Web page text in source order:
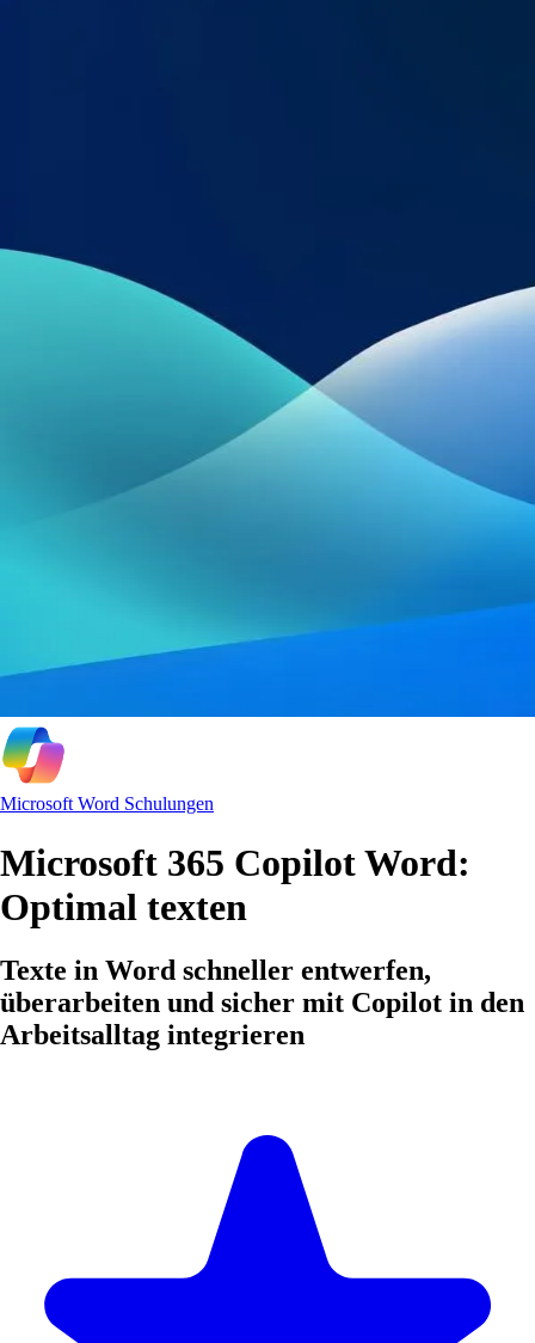
Microsoft Word Schulungen
Microsoft 365 Copilot Word:
Optimal texten
Texte in Word schneller entwerfen,
überarbeiten und sicher mit Copilot in den
Arbeitsalltag integrieren